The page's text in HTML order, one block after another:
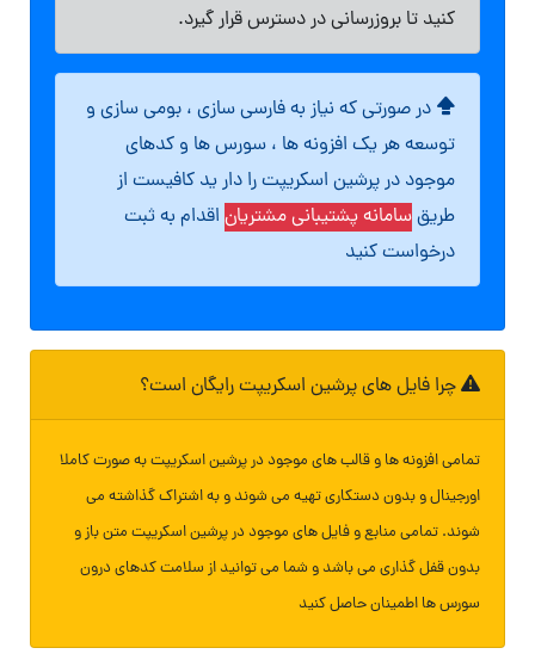
کنید تا بروزرسانی در دسترس قرار گیرد.
در صورتی که نیاز به فارسی سازی ، بومی سازی و
توسعه هر یک افزونه ها ، سورس ها و کدهای
موجود در پرشین اسکریپت را دار ید کافیست از
طریقسامانه پشتیبانی مشتریان اقدام به ثبت
درخواست کنید
چرا فایل های پرشین اسکریپت رایگان است؟
تمامی افزونه ها و قالب های موجود در پرشین اسکریپت به صورت کاملا
اورجینال و بدون دستکاری تهیه می شوند و به اشتراک گذاشته می
شوند. تمامی منابع و فایل های موجود در پرشین اسکریپت متن باز و
بدون قفل گذاری می باشد و شما می توانید از سلامت کدهای درون
سورس ها اطمینان حاصل کنید